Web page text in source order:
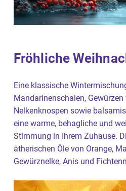
Fröhliche
Eine klassische
Mandarinenschalen,
Nelkenknospen sowie
eine warme, behagliche und
Stimmung in Ihrem Zuhause.
ätherischen Öle von Orange,
Gewürznelke, Anis und